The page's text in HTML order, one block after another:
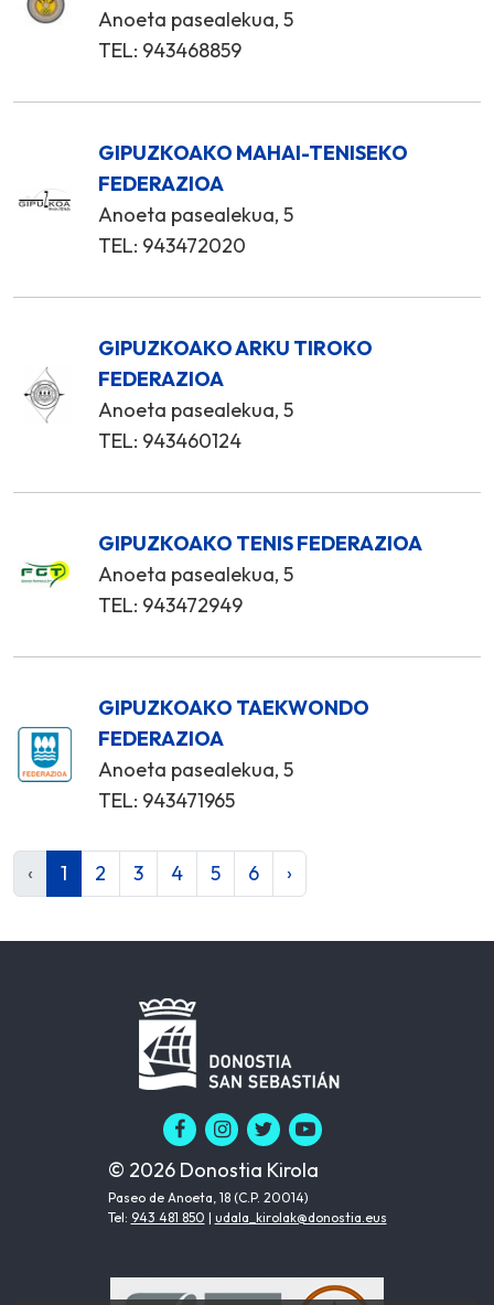
Anoeta pasealekua, 5
TEL: 943468859
GIPUZKOAKO MAHAI-TENISEKO
FEDERAZIOA
Anoeta pasealekua, 5
TEL: 943472020
GIPUZKOAKO ARKU TIROKO
FEDERAZIOA
Anoeta pasealekua, 5
TEL: 943460124
GIPUZKOAKO TENIS FEDERAZIOA
Anoeta pasealekua, 5
TEL: 943472949
GIPUZKOAKO TAEKWONDO
FEDERAZIOA
Anoeta pasealekua, 5
TEL: 943471965
‹ 1 2 3 4 5 6 ›
© 2026 Donostia Kirola
Paseo de Anoeta, 18 (C.P. 20014)
Tel: 943 481 850 | udala_kirolak@donostia.eus